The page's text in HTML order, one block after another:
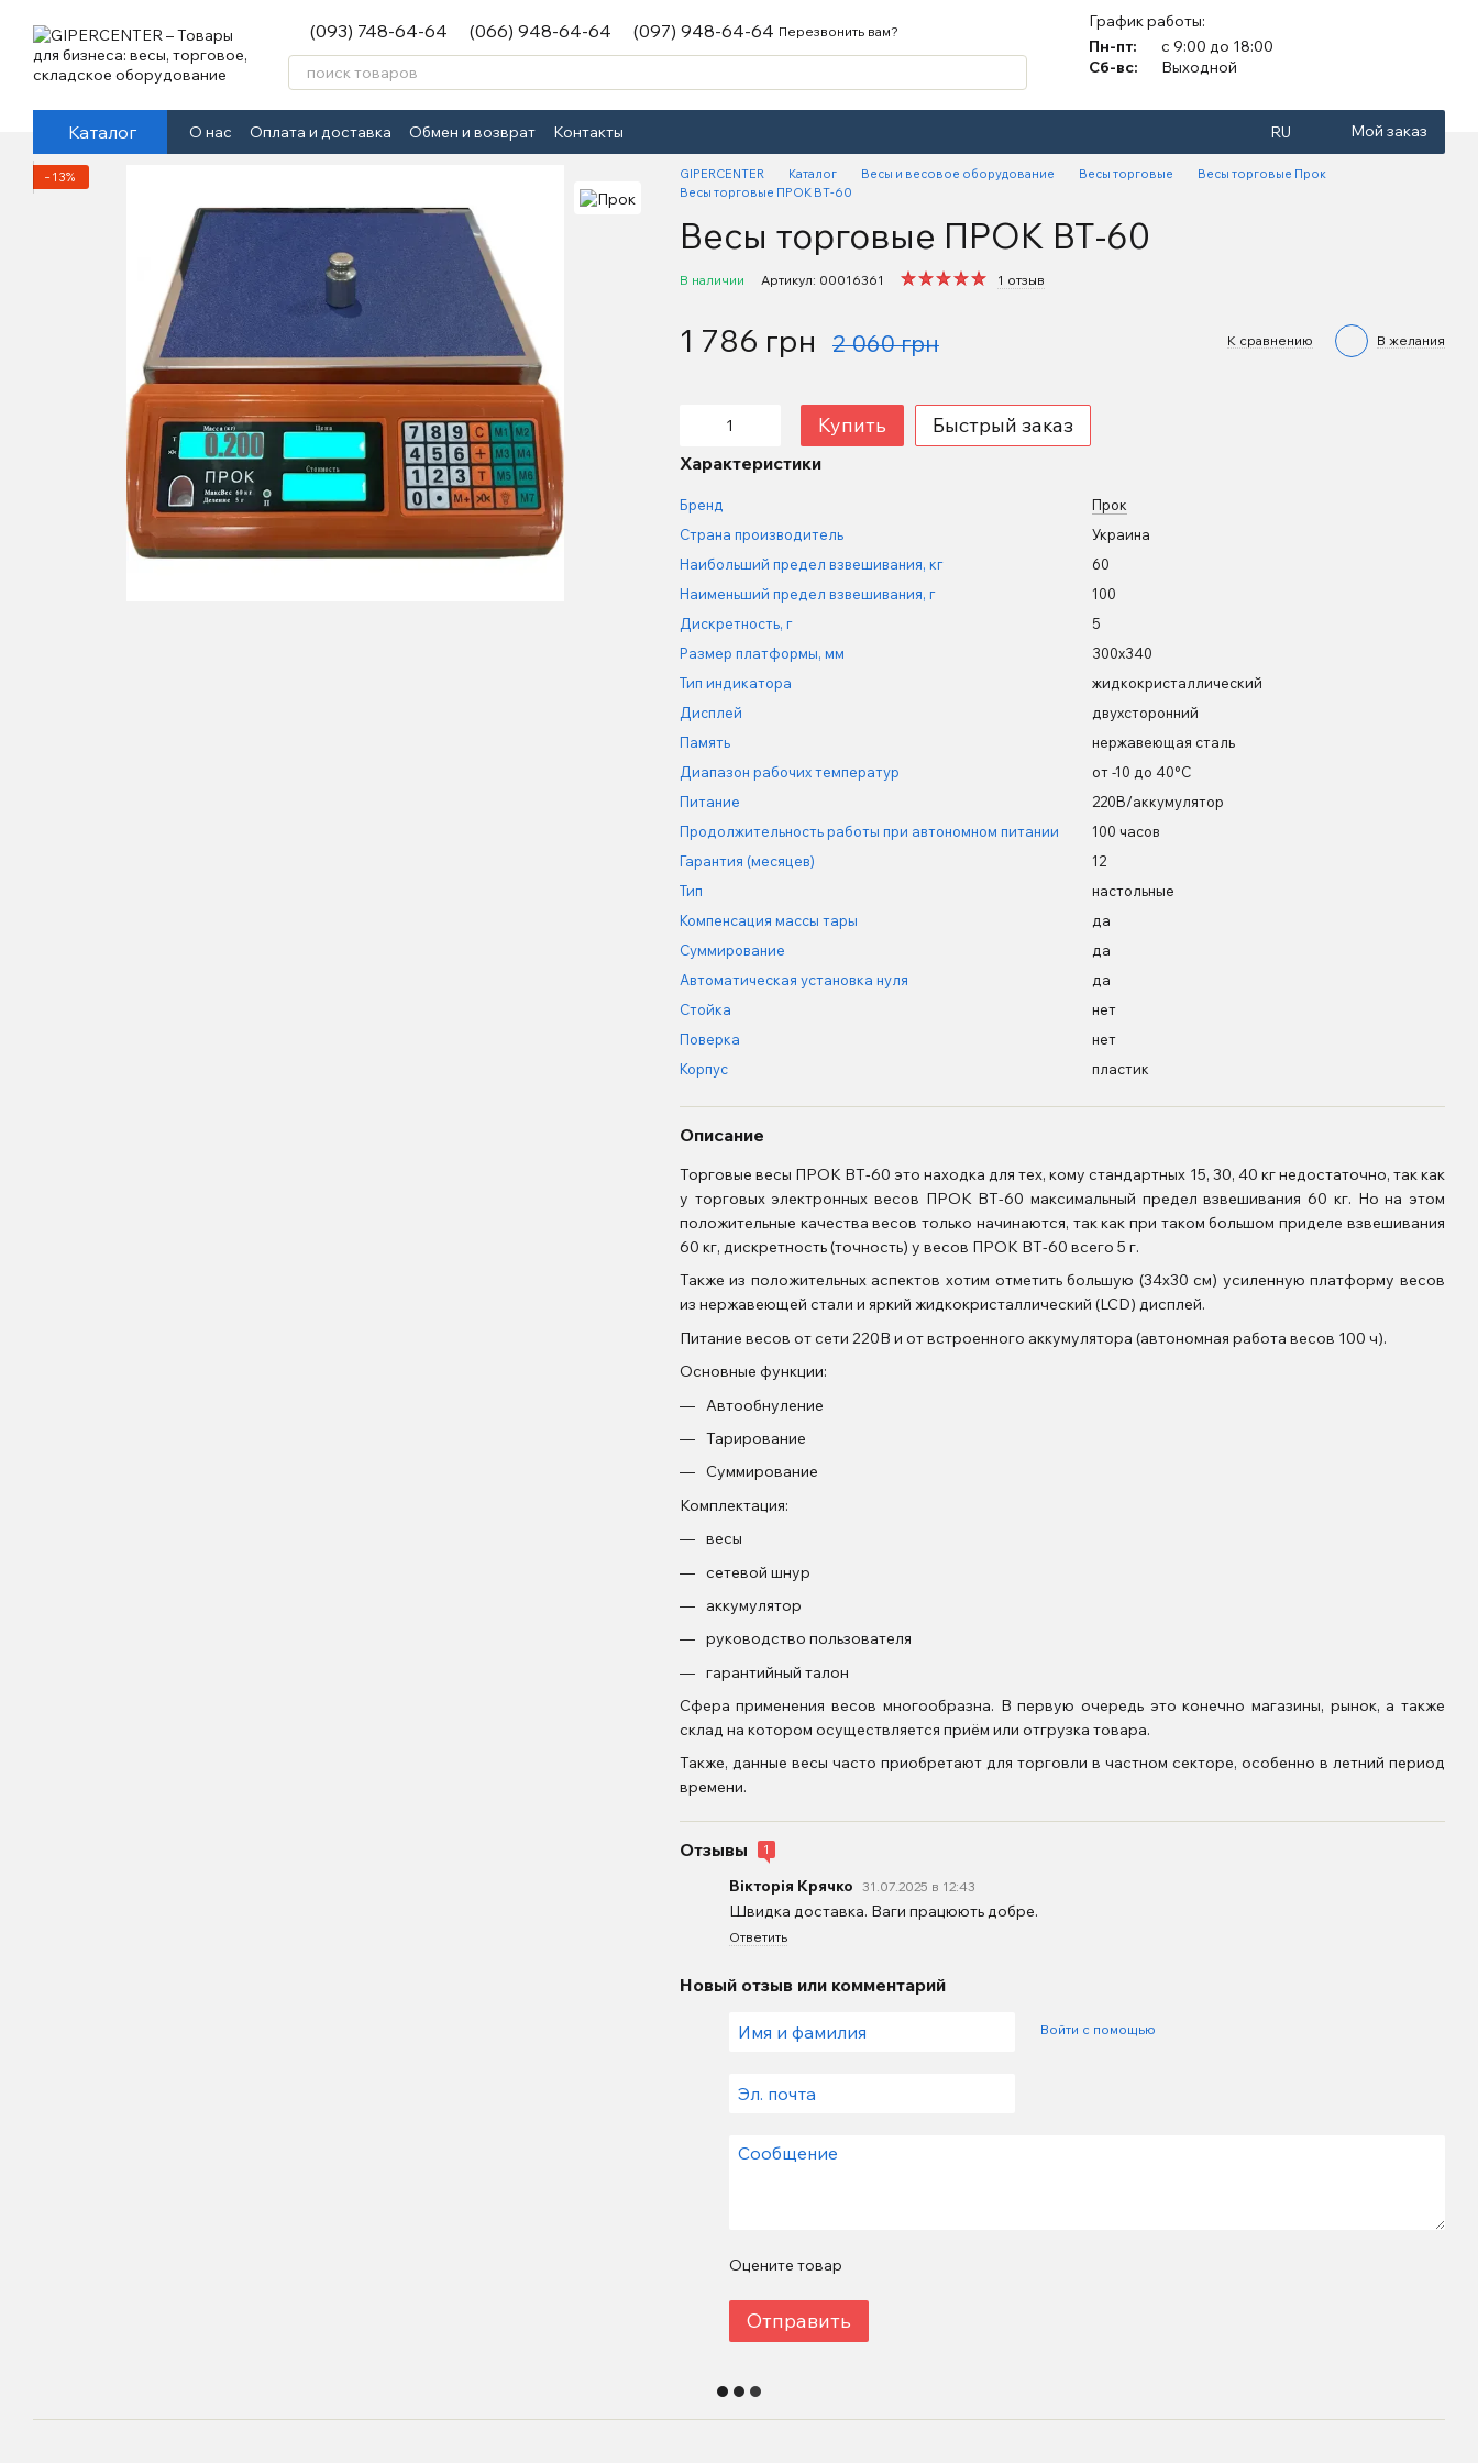
(093) 748-64-64 (066) 948-64-64 (097) 948-64-64 Перезвонить вам?
График работы:
Пн-пт:
с 9:00 до 18:00
Сб-вс:
Выходной
Каталог О нас Оплата и доставка Обмен и возврат Контакты RU Мой заказ
−13% GIPERCENTER Каталог Весы и весовое оборудование Весы торговые
Весы торговые Прок
Весы торговые ПРОК ВТ-60
Весы торговые ПРОК ВТ-60
В наличии Артикул: 00016361 1 отзыв
1 786 грн 2 060 грн К сравнению В желания
Купить Быстрый заказ
Характеристики
Бренд
Прок
Страна производитель
Украина
Наибольший предел взвешивания, кг
60
Наименьший предел взвешивания, г
100
Дискретность, г
5
Размер платформы, мм
300х340
Тип индикатора
жидкокристаллический
Дисплей
двухсторонний
Память
нержавеющая сталь
Диапазон рабочих температур
от -10 до 40°С
Питание
220В/аккумулятор
Продолжительность работы при автономном питании
100 часов
Гарантия (месяцев)
12
Тип
настольные
Компенсация массы тары
да
Суммирование
да
Автоматическая установка нуля
да
Стойка
нет
Поверка
нет
Корпус
пластик
Описание
Торговые весы ПРОК ВТ-60 это находка для тех, кому стандартных 15, 30, 40 кг недостаточно, так как
у торговых электронных весов ПРОК ВТ-60 максимальный предел взвешивания 60 кг. Но на этом
положительные качества весов только начинаются, так как при таком большом приделе взвешивания
60 кг, дискретность (точность) у весов ПРОК ВТ-60 всего 5 г.
Также из положительных аспектов хотим отметить большую (34х30 см) усиленную платформу весов
из нержавеющей стали и яркий жидкокристаллический (LCD) дисплей.
Питание весов от сети 220В и от встроенного аккумулятора (автономная работа весов 100 ч).
Основные функции:
Автообнуление
Тарирование
Суммирование
Комплектация:
весы
сетевой шнур
аккумулятор
руководство пользователя
гарантийный талон
Сфера применения весов многообразна. В первую очередь это конечно магазины, рынок, а также
склад на котором осуществляется приём или отгрузка товара.
Также, данные весы часто приобретают для торговли в частном секторе, особенно в летний период
времени.
Отзывы 1
Вікторія Крячко 31.07.2025 в 12:43
Швидка доставка. Ваги працюють добре.
Ответить
Новый отзыв или комментарий
Войти с помощью
Оцените товар
Отправить